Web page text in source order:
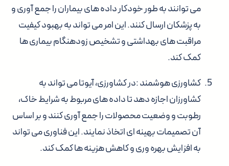
می توانند به طور خودکار داده های بیماران را جمع آوری و
به پزشکان ارسال کنند. این امر می تواند به بهبود کیفیت
مراقبت های بهداشتی و تشخیص زودهنگام بیماری ها
کمک کند.
کشاورزی هوشمند:در کشاورزی، آیوتا می تواند به
کشاورزان اجازه دهد تا داده های مربوط به شرایط خاک،
رطوبت و وضعیت محصولات را جمع آوری کنند و بر اساس
آن تصمیمات بهینه ای اتخاذ نمایند. این فناوری می تواند
به افزایش بهره وری و کاهش هزینه ها کمک کند.